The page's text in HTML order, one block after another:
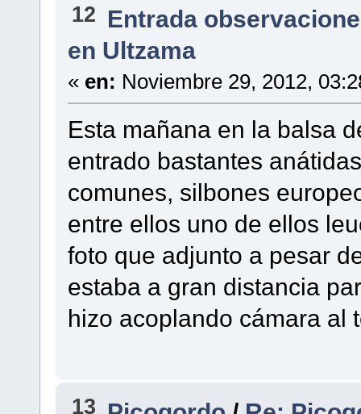
12 Entrada
en Ultzama
« en: Noviembre 29, 2012,
Esta mañana en la balsa
entrado bastantes
comunes, silbones
entre ellos uno de ellos
foto que adjunto a pesar
estaba a gran distancia
hizo acoplando cámara al
13